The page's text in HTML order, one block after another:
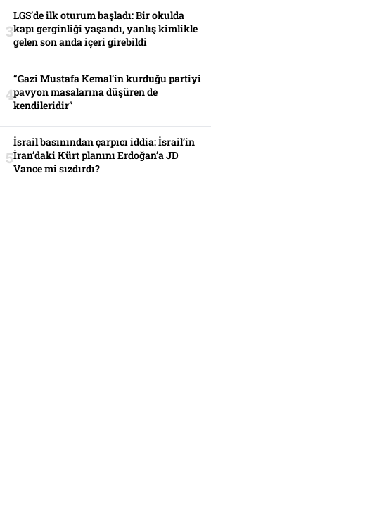
LGS’de ilk oturum başladı: Bir okulda
kapı gerginliği yaşandı, yanlış kimlikle
gelen son anda içeri girebildi
“Gazi Mustafa Kemal’in kurduğu partiyi
pavyon masalarına düşüren de
kendileridir”
İsrail basınından çarpıcı iddia: İsrail’in
İran’daki Kürt planını Erdoğan’a JD
Vance mi sızdırdı?